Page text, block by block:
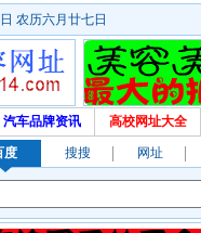
农历六月廿七日
汽车品牌资讯 高校网址大全
度 搜搜 网址